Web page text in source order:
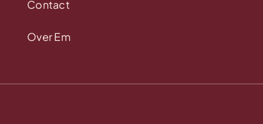
Contact
Over Em